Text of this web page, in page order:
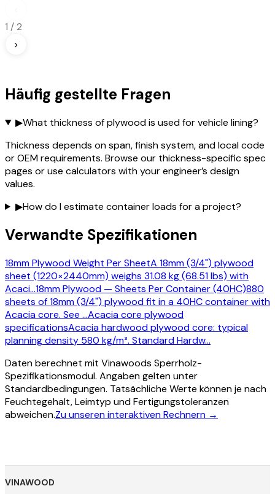
1 /2
›
Häufig gestellte Fragen
▶What thickness of plywood is used for vehicle lining?
Thickness depends on span, finish system, and local code
or OEM requirements. Browse our thickness-specific spec
pages or use calculators with your engineer’s design
values.
▶How do I estimate container loads for a project?
Verwandte Spezifikationen
18mm Plywood Weight Per SheetA 18mm (3/4") plywood
sheet (1220×2440mm) weighs 31.08 kg (68.51 lbs) with
Acaci…18mm Plywood — Sheets Per Container (40HC)880
sheets of 18mm (3/4") plywood fit in a 40HC container with
Acacia core. See …Acacia core plywood
specificationsAcacia hardwood plywood core: typical
planning density 580 kg/m³. Standard Hardw…
Daten berechnet mit Vinawoods Sperrholz-
Spezifikationsmodul. Angaben gelten unter
Standardbedingungen. Tatsächliche Werte können je nach
Feuchtegehalt, Leimtyp und Fertigungstoleranzen
abweichen.Zu unseren interaktiven Rechnern →
VINAWOOD